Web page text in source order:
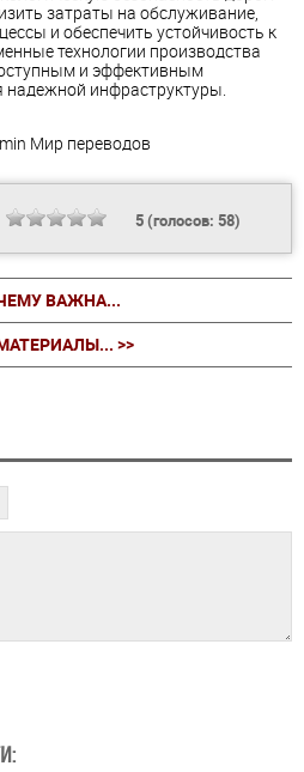
затраты на обслуживание,
и обеспечить устойчивость к
технологии производства
и эффективным
надежной инфраструктуры.
Мир переводов
5(голосов: 58)
ВАЖНА...
>>